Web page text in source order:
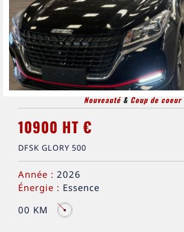
Nouveauté& Coup de coeur
10900 HT €
DFSK GLORY 500
Année : 2026
Énergie : Essence
00 KM